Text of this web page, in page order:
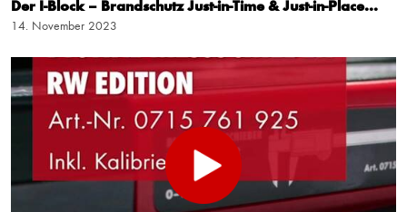
Der I-Block – Brandschutz Just-in-Time & Just-in-Place...
14. November 2023